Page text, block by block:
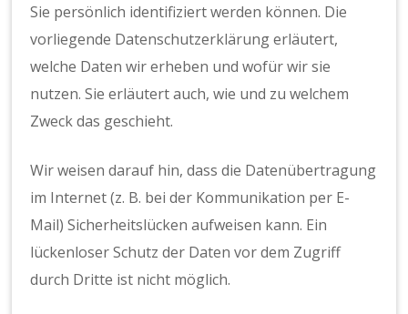
Sie persönlich identifiziert werden können. Die
vorliegende Datenschutzerklärung erläutert,
welche Daten wir erheben und wofür wir sie
nutzen. Sie erläutert auch, wie und zu welchem
Zweck das geschieht.
Wir weisen darauf hin, dass die Datenübertragung
im Internet (z. B. bei der Kommunikation per E-
Mail) Sicherheitslücken aufweisen kann. Ein
lückenloser Schutz der Daten vor dem Zugriff
durch Dritte ist nicht möglich.